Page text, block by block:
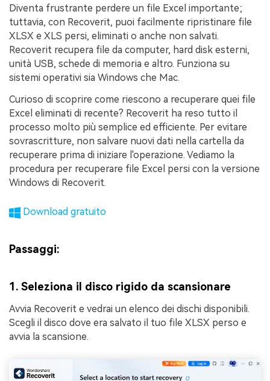
Diventa frustrante perdere un file Excel importante;
tuttavia, con Recoverit, puoi facilmente ripristinare file
XLSX e XLS persi, eliminati o anche non salvati.
Recoverit recupera file da computer, hard disk esterni,
unità USB, schede di memoria e altro. Funziona su
sistemi operativi sia Windows che Mac.
Curioso di scoprire come riescono a recuperare quei file
Excel eliminati di recente? Recoverit ha reso tutto il
processo molto più semplice ed efficiente. Per evitare
sovrascritture, non salvare nuovi dati nella cartella da
recuperare prima di iniziare l'operazione. Vediamo la
procedura per recuperare file Excel persi con la versione
Windows di Recoverit.
Download gratuito
Passaggi:
1. Seleziona il disco rigido da scansionare
Avvia Recoverit e vedrai un elenco dei dischi disponibili.
Scegli il disco dove era salvato il tuo file XLSX perso e
avvia la scansione.